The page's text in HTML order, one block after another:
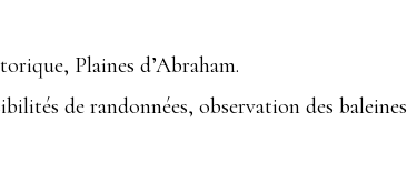
Plaines d’Abraham.
de randonnées, observation des